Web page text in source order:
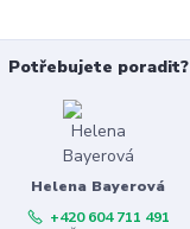
Potřebujete poradit?
Helena Bayerová
+420 604 711 491